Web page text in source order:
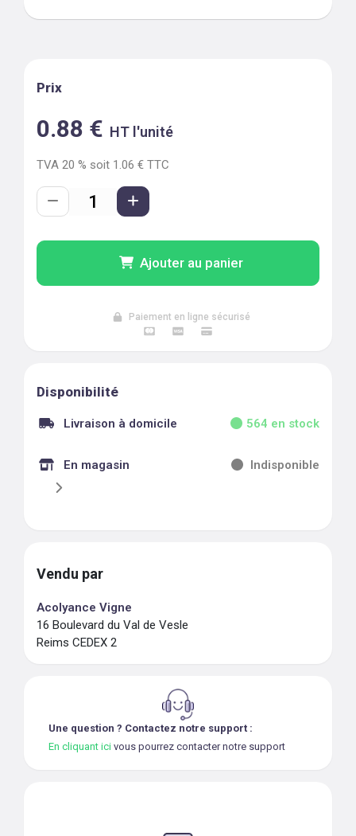
Prix
0.88 € HT l'unité
TVA 20 % soit 1.06 € TTC
Ajouter au panier
Paiement en ligne sécurisé
Disponibilité
Livraison à domicile 564 en stock
En magasin Indisponible
Vendu par
Acolyance Vigne
16 Boulevard du Val de Vesle
Reims CEDEX 2
Une question ? Contactez notre support :
En cliquant ici vous pourrez contacter notre support